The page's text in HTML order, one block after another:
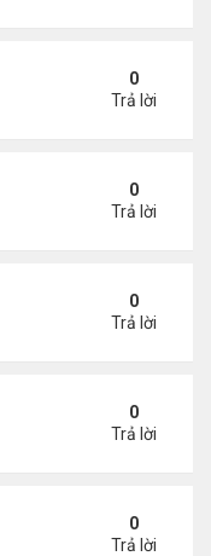
đẹp, chữa hiếm
0
Trả lời
năm 2023...
0
Trả lời
hai anh em song sinh
0
Trả lời
hạt giống rau trong
0
Trả lời
giam đối với0
Trả lời